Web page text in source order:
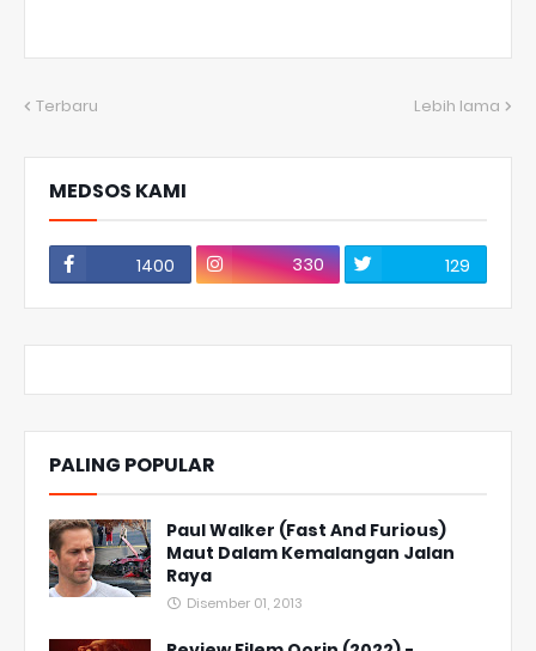
Terbaru Lebih lama
MEDSOS KAMI
1400 330 129
PALING POPULAR
Paul Walker (Fast And Furious)
Maut Dalam Kemalangan Jalan
Raya
Disember 01, 2013